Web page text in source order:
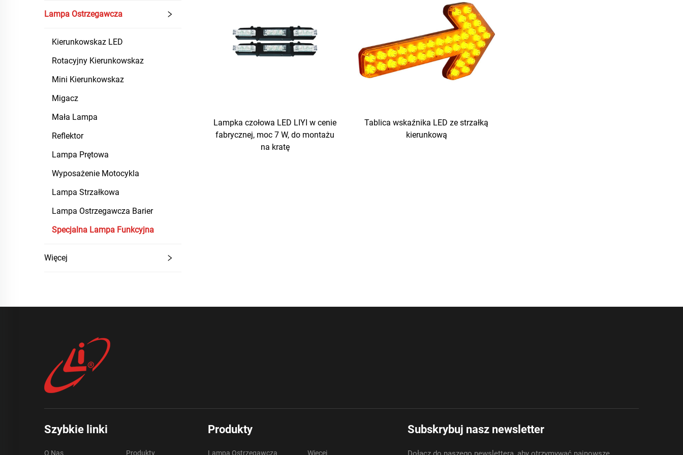
Lampa Ostrzegawcza
Kierunkowskaz LED
Rotacyjny Kierunkowskaz
Mini Kierunkowskaz
Migacz
Mała Lampa
Reflektor
Lampa Prętowa
Wyposażenie Motocykla
Lampa Strzałkowa
Lampa Ostrzegawcza Barier
Specjalna Lampa Funkcyjna
Więcej
Lampka czołowa LED LIYI w cenie
fabrycznej, moc 7 W, do montażu
na kratę
Tablica wskaźnika LED ze strzałką
kierunkową
Szybkie linki
O Nas Produkty
Produkty
Lampa Ostrzegawcza Więcej
Subskrybuj nasz newsletter